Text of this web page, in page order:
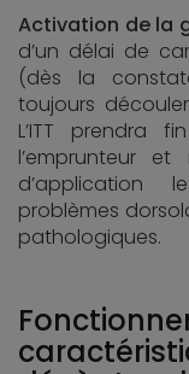
Activation de la
d’un délai de
(dès la
toujours
L’ITT prendra
l’emprunteur
d’application
problèmes
pathologiques.